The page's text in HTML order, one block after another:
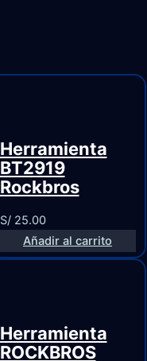
Herramienta
BT2919
Rockbros
S/25.00
Añadir al carrito
Herramienta
ROCKBROS